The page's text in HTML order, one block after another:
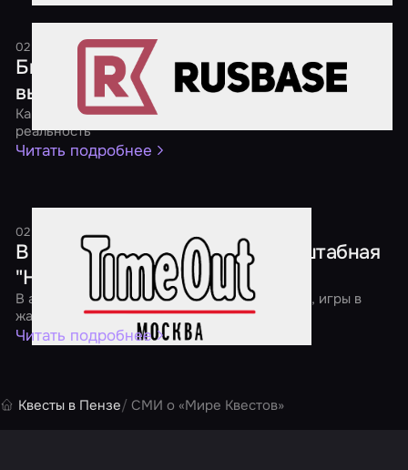
02 августа 20161 минута
Бизнес на квестах: входить или
выходить?
Как заработать на воплощении компьютерных игр в
реальность
Читать подробнее
02 апреля 20161 минута
В Москве пройдет первая масштабная
"Ночь квестов"
В акции участвуют классические квест-игры, игры в
жанре перформанс и экшн
Читать подробнее
Квесты в Пензе СМИ о «Мире Квестов»